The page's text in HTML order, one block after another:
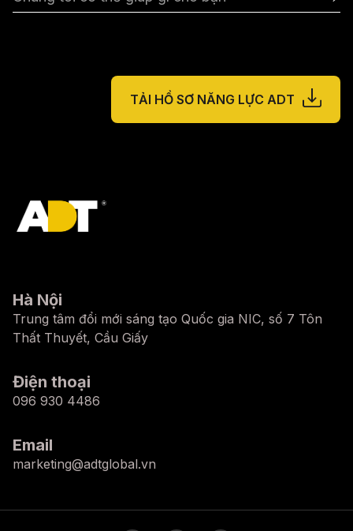
TẢI HỒ SƠ NĂNG LỰC ADT
Hà Nội
Trung tâm đổi mới sáng tạo Quốc gia NIC, số 7 Tôn
Thất Thuyết, Cầu Giấy
Điện thoại
096 930 4486
Email
marketing@adtglobal.vn